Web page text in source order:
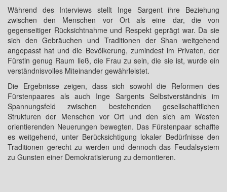
Während des Interviews stellt Inge Sargent ihre Beziehung
zwischen den Menschen vor Ort als eine dar, die von
gegenseitiger Rücksichtnahme und Respekt geprägt war. Da sie
sich den Gebräuchen und Traditionen der Shan weitgehend
angepasst hat und die Bevölkerung, zumindest im Privaten, der
Fürstin genug Raum ließ, die Frau zu sein, die sie ist, wurde ein
verständnisvolles Miteinander gewährleistet.
Die Ergebnisse zeigen, dass sich sowohl die Reformen des
Fürstenpaares als auch Inge Sargents Selbstverständnis im
Spannungsfeld zwischen bestehenden gesellschaftlichen
Strukturen der Menschen vor Ort und den sich am Westen
orientierenden Neuerungen bewegten. Das Fürstenpaar schaffte
es weitgehend, unter Berücksichtigung lokaler Bedürfnisse den
Traditionen gerecht zu werden und dennoch das Feudalsystem
zu Gunsten einer Demokratisierung zu demontieren.